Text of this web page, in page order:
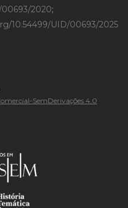
2020;
10.54499/UID/00693/2025
SemDerivações 4.0